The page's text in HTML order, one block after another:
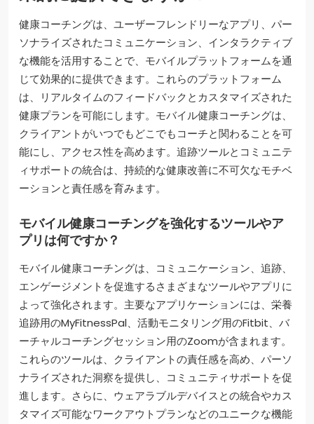
健康コーチングは、ユーザーフレンドリーなアプリ、パー
ソナライズされたコミュニケーション、インタラクティブ
な機能を活用することで、モバイルプラットフォームを通
じて効果的に提供できます。これらのプラットフォーム
は、リアルタイムのフィードバックとカスタマイズされた
健康プランを可能にします。モバイル健康コーチングは、
クライアントがいつでもどこでもコーチと関わることを可
能にし、アクセス性を高めます。追跡ツールとコミュニテ
ィサポートの統合は、持続的な健康改善に不可欠なモチベ
ーションと責任感を育みます。
モバイル健康コーチングを強化するツールやア
プリは何ですか？
モバイル健康コーチングは、コミュニケーション、追跡、
エンゲージメントを促進するさまざまなツールやアプリに
よって強化されます。主要なアプリケーションには、栄養
追跡用のMyFitnessPal、活動モニタリング用のFitbit、バ
ーチャルコーチングセッション用のZoomが含まれます。
これらのツールは、クライアントの責任感を高め、パーソ
ナライズされた洞察を提供し、コミュニティサポートを促
進します。さらに、ウェアラブルデバイスとの統合やカス
タマイズ可能なワークアウトプランなどのユニークな機能